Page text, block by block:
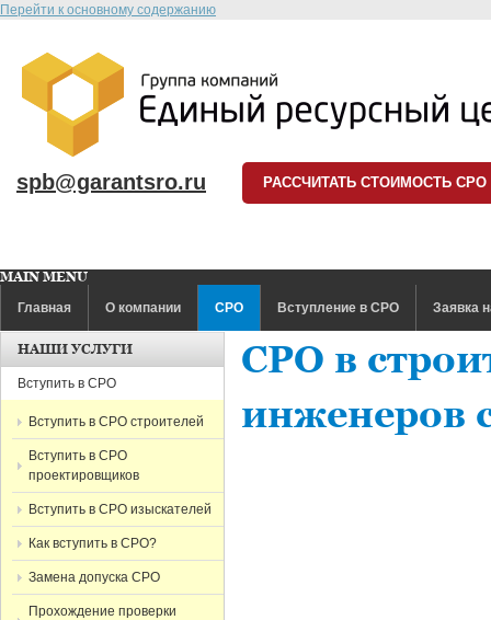
Перейти к основному содержанию
spb@garantsro.ru РАССЧИТАТЬ СТОИМОСТЬ СРО
MAIN MENU
Главная
О компании СРО Вступление в СРО Заявка
СРО в
инженеров
НАШИ УСЛУГИ
Вступить в СРО
Вступить в СРО строителей
Вступить в СРО
проектировщиков
Вступить в СРО изыскателей
Как вступить в СРО?
Замена допуска СРО
Прохождение проверки